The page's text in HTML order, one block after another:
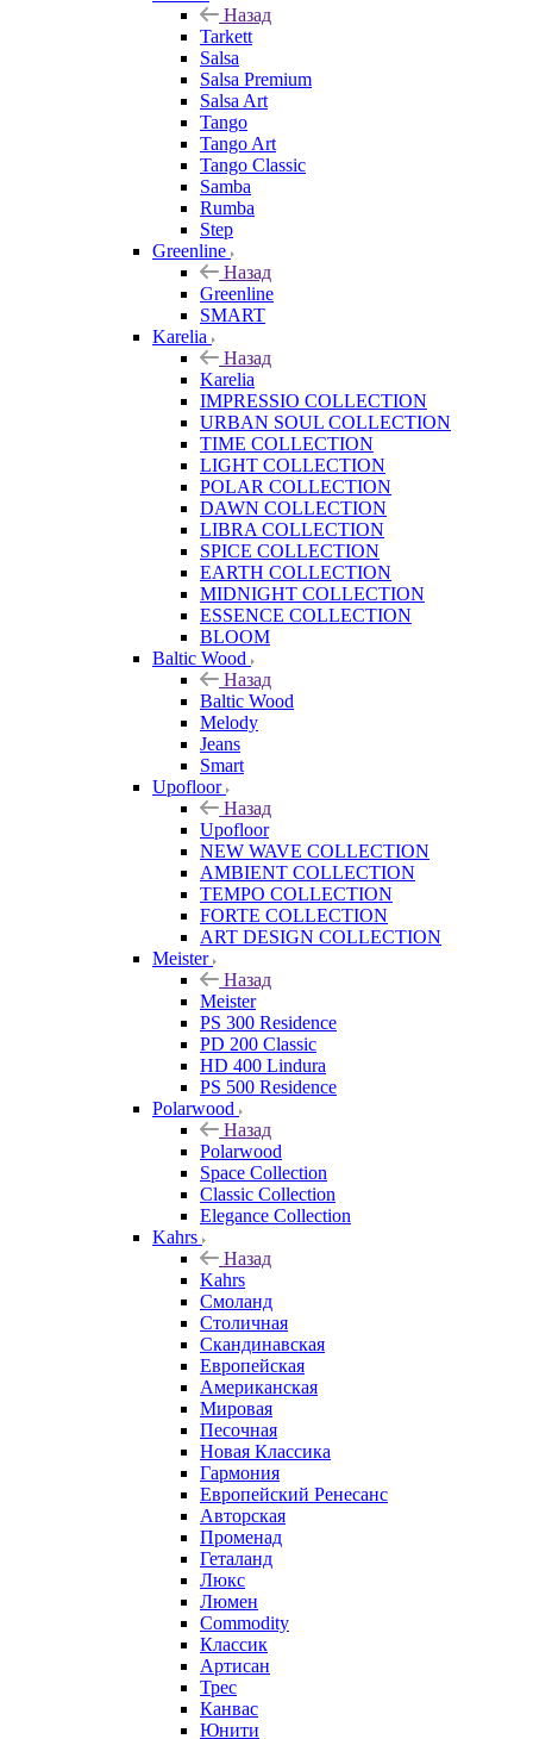
Назад
Tarkett
Salsa
Salsa Premium
Salsa Art
Tango
Tango Art
Tango Classic
Samba
Rumba
Step
Greenline
Назад
Greenline
SMART
Karelia
Назад
Karelia
IMPRESSIO COLLECTION
URBAN SOUL COLLECTION
TIME COLLECTION
LIGHT COLLECTION
POLAR COLLECTION
DAWN COLLECTION
LIBRA COLLECTION
SPICE COLLECTION
EARTH COLLECTION
MIDNIGHT COLLECTION
ESSENCE COLLECTION
BLOOM
Baltic Wood
Назад
Baltic Wood
Melody
Jeans
Smart
Upofloor
Назад
Upofloor
NEW WAVE COLLECTION
AMBIENT COLLECTION
TEMPO COLLECTION
FORTE COLLECTION
ART DESIGN COLLECTION
Meister
Назад
Meister
PS 300 Residence
PD 200 Classic
HD 400 Lindura
PS 500 Residence
Polarwood
Назад
Polarwood
Space Collection
Classic Collection
Elegance Collection
Kahrs
Назад
Kahrs
Смоланд
Столичная
Скандинавская
Европейская
Американская
Мировая
Песочная
Новая Классика
Гармония
Европейский Ренесанс
Авторская
Променад
Геталанд
Люкс
Люмен
Commodity
Классик
Артисан
Трес
Канвас
Юнити